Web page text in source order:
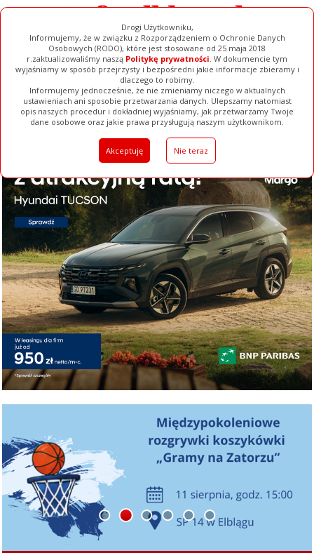
Drogi Użytkowniku,
Informujemy, że w związku z Rozporządzeniem o Ochronie Danych
Osobowych (RODO), które jest stosowane od 25 maja 2018
r.zaktualizowaliśmy naszą Politykę prywatności. W dokumencie tym
wyjaśniamy w sposób przejrzysty i bezpośredni jakie informacje zbieramy i
dlaczego to robimy.
Informujemy jednocześnie, że nie zmieniamy niczego w aktualnych
ustawieniach ani sposobie przetwarzania danych. Ulepszamy natomiast
opis naszych procedur i dokładniej wyjaśniamy, jak przetwarzamy Twoje
dane osobowe oraz jakie prawa przysługują naszym użytkownikom.
Akceptuję Nie teraz
Ogłoszenia Filmy Galerie Baza Firm Pełna Wersja
1 2 3 4 5 6